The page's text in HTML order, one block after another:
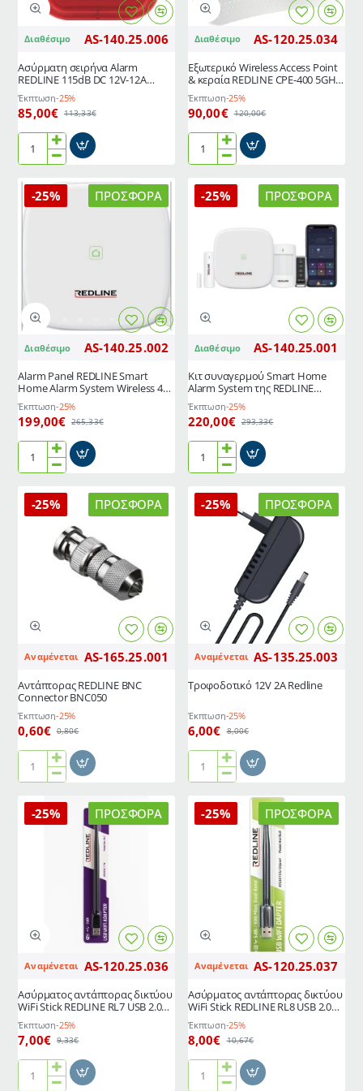
4mm
υπέρυθρο
IR
30m
433Mbps
23dBi
Gigabit
Διαθέσιμο AS-140.25.006
Ασύρματη σειρήνα Alarm
REDLINE 115dB DC 12V-12A
εξωτερικού χώρου IP54
Έκπτωση-25%
85,00€ 113,33€
Ασύρματη
Alarm
REDLINE
χώρου
IP54
Διαθέσιμο AS-120.25.034
Εξωτερικό Wireless Access Point
& κεραία REDLINE CPE-400 5GHz
433Mbps 23dBi Gigabit
Έκπτωση-25%
90,00€ 120,00€
Εξωτερικό
Access
Point
κεραία
REDLINE
CPE-
400
433Mbps
Gigabit
ΠΡΟΣΦΟΡΆ
-25%
Διαθέσιμο AS-140.25.002
Alarm Panel REDLINE Smart
Home Alarm System Wireless 4G
433MHz μοντέρνου σχεδιασμού
& εύκολης λειτουργίας
Έκπτωση-25%
199,00€ 265,33€
Alarm
REDLINE
Smart
μοντέρνου
&
λειτουργίας
ΠΡΟΣΦΟΡΆ
-25%
Διαθέσιμο AS-140.25.001
Κιτ συναγερμού Smart Home
Alarm System της REDLINE
Wireless 2G
Έκπτωση-25%
220,00€ 293,33€
Κιτ
Smart
Home
ΠΡΟΣΦΟΡΆ
-25%
Αναμένεται AS-165.25.001
Αντάπτορας REDLINE BNC
Connector BNC050
Έκπτωση-25%
0,60€ 0,80€
Αντάπτορας
BNC
Connector
ΠΡΟΣΦΟΡΆ
-25%
Αναμένεται AS-135.25.003
Τροφοδοτικό 12V 2A Redline
Έκπτωση-25%
6,00€ 8,00€
Τροφοδοτικό
2A
Redline
ΠΡΟΣΦΟΡΆ
-25%
Αναμένεται AS-120.25.036
Ασύρματος αντάπτορας δικτύου
WiFi Stick REDLINE RL7 USB 2.0
ρυθμιζόμενη κεραία
Έκπτωση-25%
7,00€ 9,33€
Ασύρματος
ΠΡΟΣΦΟΡΆ
-25%
Αναμένεται AS-120.25.037
Ασύρματος αντάπτορας δικτύου
WiFi Stick REDLINE RL8 USB 2.0
κεραία
Έκπτωση-25%
8,00€ 10,67€
Ασύρματος